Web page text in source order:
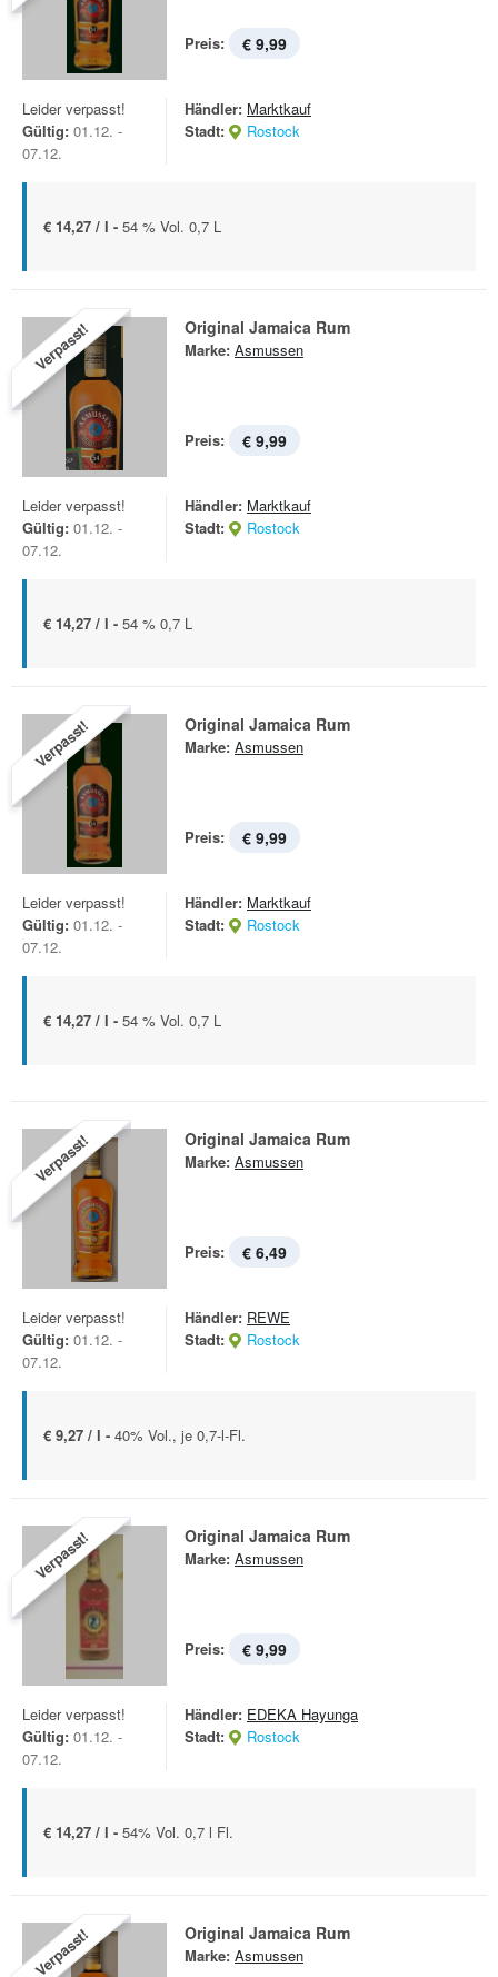
Preis: € 9,99
Leider verpasst!
Gültig: 01.12. -
07.12.
Händler: Marktkauf
Stadt:
Rostock
€ 14,27 / l - 54 % Vol. 0,7 L
Verpasst! Original Jamaica Rum
Marke: Asmussen
Preis: € 9,99
Leider verpasst!
Gültig: 01.12. -
07.12.
Händler: Marktkauf
Stadt:
Rostock
€ 14,27 / l - 54 % 0,7 L
Verpasst! Original Jamaica Rum
Marke: Asmussen
Preis: € 9,99
Leider verpasst!
Gültig: 01.12. -
07.12.
Händler: Marktkauf
Stadt:
Rostock
€ 14,27 / l - 54 % Vol. 0,7 L
Verpasst! Original Jamaica Rum
Marke: Asmussen
Preis: € 6,49
Leider verpasst!
Gültig: 01.12. -
07.12.
Händler: REWE
Stadt:
Rostock
€ 9,27 / l - 40% Vol., je 0,7-l-Fl.
Verpasst! Original Jamaica Rum
Marke: Asmussen
Preis: € 9,99
Leider verpasst!
Gültig: 01.12. -
07.12.
Händler: EDEKA Hayunga
Stadt:
Rostock
€ 14,27 / l - 54% Vol. 0,7 l Fl.
Verpasst! Original Jamaica Rum
Marke: Asmussen